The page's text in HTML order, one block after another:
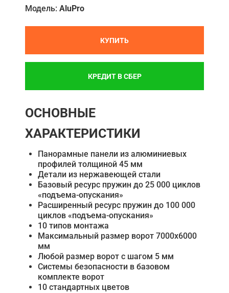
Модель: AluPro
КУПИТЬ
КРЕДИТ В СБЕР
ОСНОВНЫЕ
ХАРАКТЕРИСТИКИ
Панорамные панели из алюминиевых
профилей толщиной 45 мм
Детали из нержавеющей стали
Базовый ресурс пружин до 25 000 циклов
«подъема-опускания»
Расширенный ресурс пружин до 100 000
циклов «подъема-опускания»
10 типов монтажа
Максимальный размер ворот 7000х6000
мм
Любой размер ворот с шагом 5 мм
Системы безопасности в базовом
комплекте ворот
10 стандартных цветов